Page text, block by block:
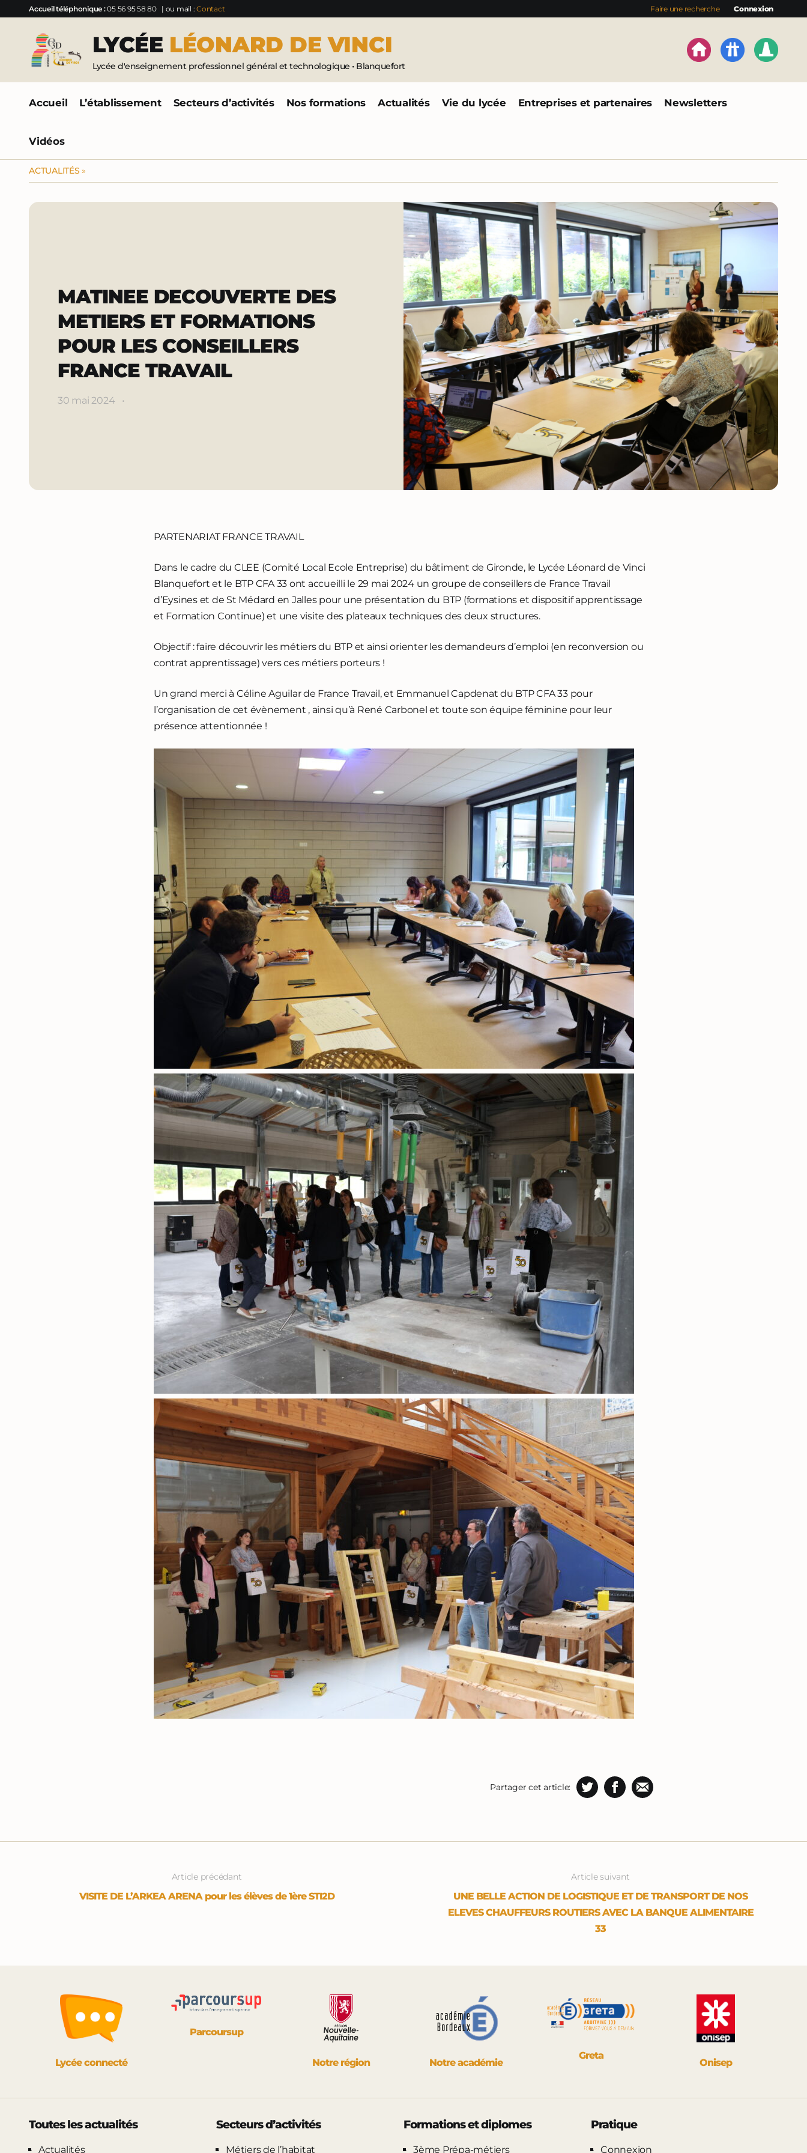
Accueil téléphonique :05 56 95 58 80 | ou mail : Contact Faire une recherche Connexion
LYCÉE LÉONARD DE VINCI
Lycée d'enseignement professionnel général et technologique • Blanquefort
Accueil L’établissement Secteurs d’activités Nos formations Actualités Vie du lycée Entreprises et partenaires Newsletters
Vidéos
ACTUALITÉS »
MATINEE DECOUVERTE DES
METIERS ET FORMATIONS
POUR LES CONSEILLERS
FRANCE TRAVAIL
30 mai 2024 •
PARTENARIAT FRANCE TRAVAIL
Dans le cadre du CLEE (Comité Local Ecole Entreprise) du bâtiment de Gironde, le Lycée Léonard de Vinci
Blanquefort et le BTP CFA 33 ont accueilli le 29 mai 2024 un groupe de conseillers de France Travail
d’Eysines et de St Médard en Jalles pour une présentation du BTP (formations et dispositif apprentissage
et Formation Continue) et une visite des plateaux techniques des deux structures.
Objectif : faire découvrir les métiers du BTP et ainsi orienter les demandeurs d’emploi (en reconversion ou
contrat apprentissage) vers ces métiers porteurs !
Un grand merci à Céline Aguilar de France Travail, et Emmanuel Capdenat du BTP CFA 33 pour
l’organisation de cet évènement , ainsi qu’à René Carbonel et toute son équipe féminine pour leur
présence attentionnée !
Partager cet article:
Article précédant
VISITE DE L’ARKEA ARENA pour les élèves de 1ère STI2D
Article suivant
UNE BELLE ACTION DE LOGISTIQUE ET DE TRANSPORT DE NOS
ELEVES CHAUFFEURS ROUTIERS AVEC LA BANQUE ALIMENTAIRE
33
Lycée connecté
Parcoursup
Notre région Notre académie
Greta
Onisep
Toutes les actualités
Actualités
Secteurs d’activités
Métiers de l’habitat
Formations et diplomes
3ème Prépa-métiers
Pratique
Connexion